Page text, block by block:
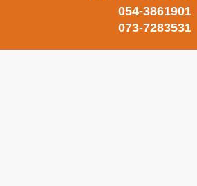
054-3861901
073-7283531